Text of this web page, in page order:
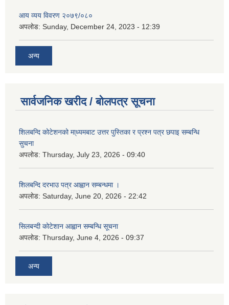
आय व्यय विवरण २०७९/०८०
अपलोड: Sunday, December 24, 2023 - 12:39
अन्य
सार्वजनिक खरीद / बोलपत्र सूचना
शिलबन्दि कोटेशनको मा्ध्यमबाट उत्तर पुस्तिका र प्रश्न पत्र छपाइ सम्बन्धि
सुचना
अपलोड: Thursday, July 23, 2026 - 09:40
शिलबन्दि दरभाउ पत्र आह्वान सम्बन्धमा ।
अपलोड: Saturday, June 20, 2026 - 22:42
सिलबन्दी कोटेशान आह्वान सम्बन्धि सूचना
अपलोड: Thursday, June 4, 2026 - 09:37
अन्य